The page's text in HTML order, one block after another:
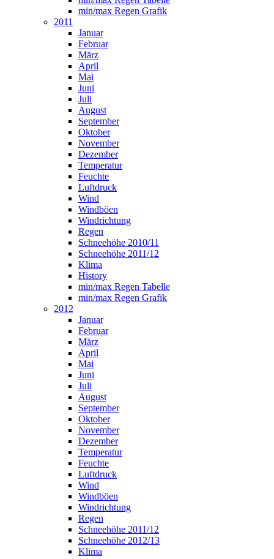
min/max Regen Grafik
2011
Januar
Februar
März
April
Mai
Juni
Juli
August
September
Oktober
November
Dezember
Temperatur
Feuchte
Luftdruck
Wind
Windböen
Windrichtung
Regen
Schneehöhe 2010/11
Schneehöhe 2011/12
Klima
History
min/max Regen Tabelle
min/max Regen Grafik
2012
Januar
Februar
März
April
Mai
Juni
Juli
August
September
Oktober
November
Dezember
Temperatur
Feuchte
Luftdruck
Wind
Windböen
Windrichtung
Regen
Schneehöhe 2011/12
Schneehöhe 2012/13
Klima